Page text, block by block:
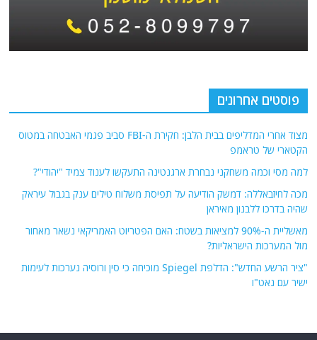
פוסטים אחרונים
מצוד אחרי המדליפים בבית הלבן: חקירת ה-FBI סביב פגמי האבטחה במטוס
הקטארי של טראמפ
למה מסי וכמה משחקני נבחרת ארגנטינה התעקשו לענוד צמיד "יהודי"?
מכה לחיזבאללה: דמשק הודיעה על תפיסת משלוח טילים ענק בגבול עיראק
שהיה בדרכו ללבנון מאיראן
מאשליית ה-90% למציאות בשטח: האם הפטריוט האמריקאי נשאר מאחור
מול המערכות הישראליות?
"ציר הרשע החדש": הדלפת Spiegel מוכיחה כי סין ורוסיה נערכות לעימות
ישיר עם נאט"ו